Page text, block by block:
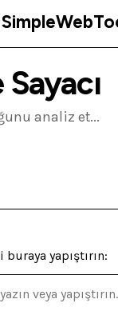
analiz et...
yapıştırın: